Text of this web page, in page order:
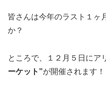
皆さんは今年のラスト１ヶ
か？
ところで、１２月５日にア
ーケット”が開催されます！